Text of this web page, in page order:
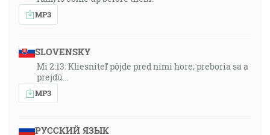
MP3
SLOVENSKY
Mi 2:13: Kliesniteľ pôjde pred nimi hore; preboria sa a
prejdú…
MP3
РУССКИЙ ЯЗЫК